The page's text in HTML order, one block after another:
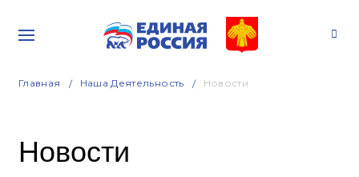
Главная Наша Деятельность Новости
Новости